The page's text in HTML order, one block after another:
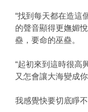
“找到每天都在造這
的聲音顯得更嫵媚
蠱，要命的巫蠱。
“起初來到這時很高
又怎會讓大海變成你
我感覺快要切底睜